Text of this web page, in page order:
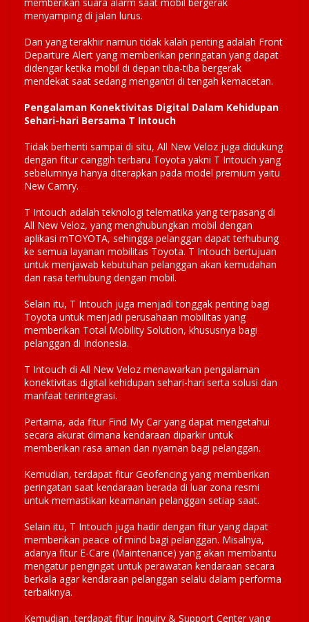
menyamping di jalan lurus.
Dan yang terakhir namun tidak kalah penting adalah Front
Departure Alert yang memberikan peringatan yang dapat
didengar ketika mobil di depan tiba-tiba bergerak
mendekat saat sedang mengantri di tengah kemacetan.
Pengalaman Konektivitas Digital Dalam Kehidupan
Sehari-hari Bersama T Intouch
Tidak berhenti sampai di situ, All New Veloz juga didukung
dengan fitur canggih terbaru Toyota yakni T Intouch yang
sebelumnya hanya diterapkan pada model premium yaitu
New Camry.
T Intouch adalah teknologi telematika yang terpasang di
All New Veloz, yang menghubungkan mobil dengan
aplikasi mTOYOTA, sehingga pelanggan dapat terhubung
ke semua layanan mobilitas Toyota. T Intouch bertujuan
untuk menjawab kebutuhan pelanggan akan kemudahan
dan rasa terhubung dengan mobil.
Selain itu, T Intouch juga menjadi tonggak penting bagi
Toyota untuk menjadi perusahaan mobilitas yang
memberikan Total Mobility Solution, khususnya bagi
pelanggan di Indonesia.
T Intouch di All New Veloz menawarkan pengalaman
konektivitas digital kehidupan sehari-hari serta solusi dan
manfaat terintegrasi.
Pertama, ada fitur Find My Car yang dapat mengetahui
secara akurat dimana kendaraan diparkir untuk
memberikan rasa aman dan nyaman bagi pelanggan.
Kemudian, terdapat fitur Geofencing yang memberikan
peringatan saat kendaraan berada di luar zona resmi
untuk memastikan keamanan pelanggan setiap saat.
Selain itu, T Intouch juga hadir dengan fitur yang dapat
memberikan peace of mind bagi pelanggan. Misalnya,
adanya fitur E-Care (Maintenance) yang akan membantu
mengatur pengingat untuk perawatan kendaraan secara
berkala agar kendaraan pelanggan selalu dalam performa
terbaiknya.
Kemudian, terdapat fitur Inquiry & Support Center yang